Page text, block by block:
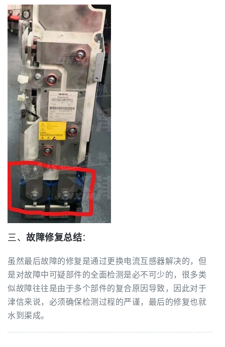
三、 故障修复总结：
虽然最后故障的修复是通过更换电流互感器解决的，但
是对故障中可疑部件的全面检测是必不可少的，很多类
似故障往往是由于多个部件的复合原因导致，因此对于
津信来说，必须确保检测过程的严谨，最后的修复也就
水到渠成。